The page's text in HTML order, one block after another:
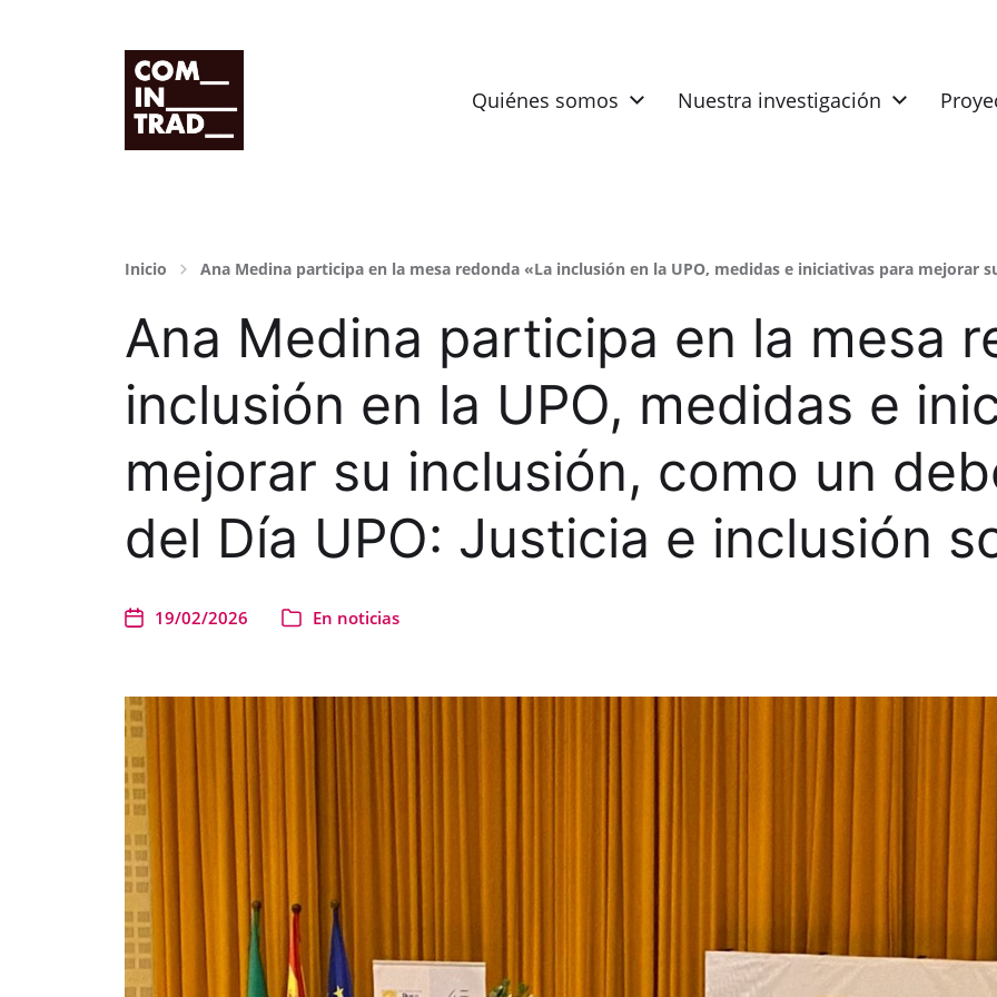
Grupo de investigación HUM-995 Quiénes somos Nuestra investigación
Inicio Ana Medina participa en la mesa redonda «La inclusión en la UPO, medidas e iniciativas para mejorar
Ana Medina participa en la mesa
inclusión en la UPO, medidas e
mejorar su inclusión, como un
del Día UPO: Justicia e inclusión
19/02/2026 En noticias